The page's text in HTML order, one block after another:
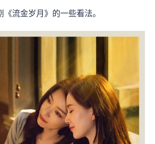
流金岁月》的一些看法。